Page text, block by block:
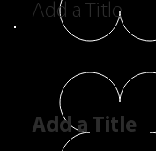
Add a Title
Add a Title